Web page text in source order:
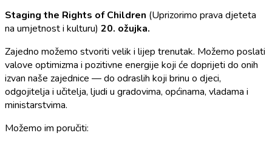
Staging the Rights of Children (Uprizorimo prava djeteta
na umjetnost i kulturu) 20. ožujka.
Zajedno možemo stvoriti velik i lijep trenutak. Možemo poslati
valove optimizma i pozitivne energije koji će doprijeti do onih
izvan naše zajednice — do odraslih koji brinu o djeci,
odgojitelja i učitelja, ljudi u gradovima, općinama, vladama i
ministarstvima.
Možemo im poručiti: